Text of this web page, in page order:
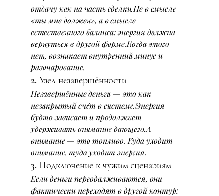
отдачу как на часть сделки.Не в смысле
«ты мне должен», а в смысле
естественного баланса: энергия должна
вернуться в другой форме.Когда этого
нет, возникает внутренний минус и
разочарование.
2. Узел незавершённости
Незавершённые деньги — это как
незакрытый счёт в системе.Энергия
будто зависает и продолжает
удерживать внимание дающего.А
внимание — это топливо. Куда уходит
внимание, туда уходит энергия.
3. Подключение к чужим сценариям
Если деньги переодалживаются, они
фактически переходят в другой контур: